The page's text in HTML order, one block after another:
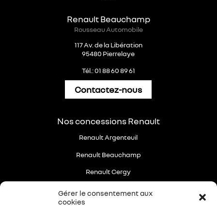
Gérer le consentement aux
cookies
Renault Beauchamp
Rousseau Automobile
117 Av. de la Libération
95480 Pierrelaye
Tél.: 01 88 60 89 61
Contactez-nous
Nos concessions Renault
Renault Argenteuil
Renault Beauchamp
Renault Cergy
Renault Enghien-les-bains